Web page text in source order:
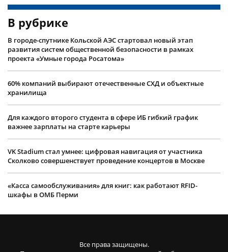
В рубрике
В городе-спутнике Кольской АЭС стартовал новый этап
развития систем общественной безопасности в рамках
проекта «Умные города Росатома»
60% компаний выбирают отечественные СХД и объектные
хранилища
Для каждого второго студента в сфере ИБ гибкий график
важнее зарплаты на старте карьеры
VK Stadium стал умнее: цифровая навигация от участника
Сколково совершенствует проведение концертов в Москве
«Касса самообслуживания» для книг: как работают RFID-
шкафы в ОМБ Перми
Все права защищены.